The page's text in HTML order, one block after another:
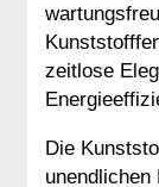
zeitlose
Die
unendlichen